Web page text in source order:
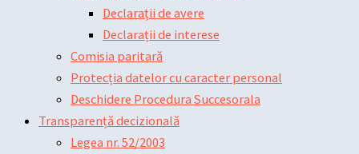
Declarații de avere
Declarații de interese
Comisia paritară
Protecția datelor cu caracter personal
Deschidere Procedura Succesorala
Transparență decizională
Legea nr. 52/2003